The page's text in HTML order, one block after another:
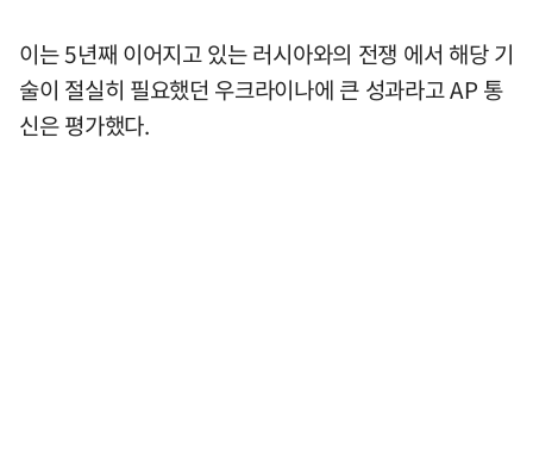
이는 5년째 이어지고 있는 러시아와의 전쟁 에서 해당 기
술이 절실히 필요했던 우크라이나에 큰 성과라고 AP 통
신은 평가했다.